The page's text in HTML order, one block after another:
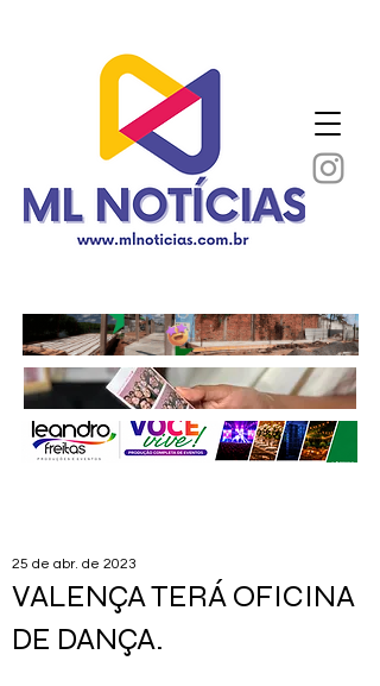
VALENÇA TERÁ OFICINA
DE DANÇA.
25 de abr. de 2023